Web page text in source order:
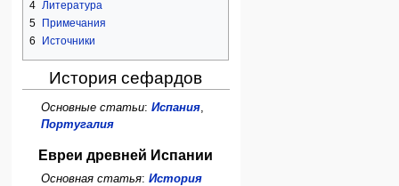
4 Литература
5
Примечания
6
Источники
История сефардов
Основные статьи: Испания,
Португалия
Евреи древней Испании
Основная статья: История